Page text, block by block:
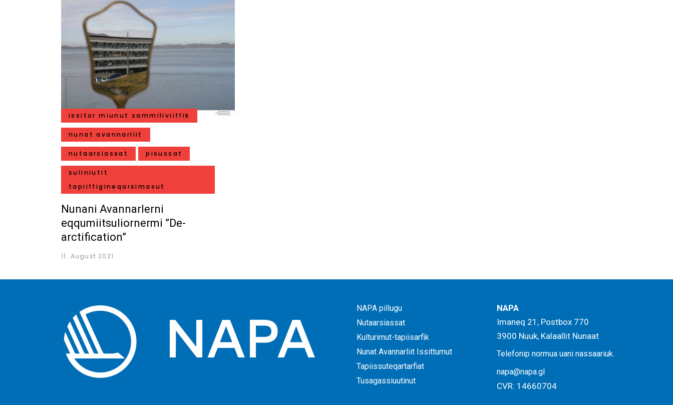
issitor miunut sammiliviiffik
nunat avannarliit
nutaarsiassat pisussat
suliniutit
tapiiffigineqarsimasut
Nunani Avannarlerni
eqqumiitsuliornermi ”De-
arctification”
11. August 2021
NAPA pillugu
Nutaarsiassat
Kulturimut-tapiisarfik
Nunat Avannarliit Issittumut
Tapiissuteqartarfiat
Tusagassiuutinut
NAPA
Imaneq 21, Postbox 770
3900 Nuuk, Kalaallit Nunaat
Telefonip normua uani nassaariuk.
napa@napa.gl
CVR: 14660704